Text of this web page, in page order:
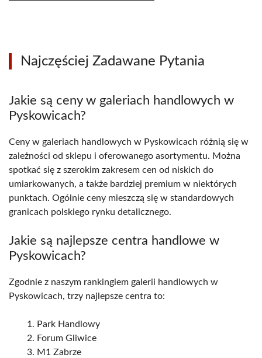
Najczęściej Zadawane Pytania
Jakie są ceny w galeriach handlowych w
Pyskowicach?
Ceny w galeriach handlowych w Pyskowicach różnią się w
zależności od sklepu i oferowanego asortymentu. Można
spotkać się z szerokim zakresem cen od niskich do
umiarkowanych, a także bardziej premium w niektórych
punktach. Ogólnie ceny mieszczą się w standardowych
granicach polskiego rynku detalicznego.
Jakie są najlepsze centra handlowe w
Pyskowicach?
Zgodnie z naszym rankingiem galerii handlowych w
Pyskowicach, trzy najlepsze centra to:
Park Handlowy
Forum Gliwice
M1 Zabrze